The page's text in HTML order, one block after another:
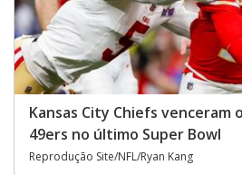
Kansas City Chiefs venceram
49ers no último Super Bowl
Reprodução Site/NFL/Ryan Kang